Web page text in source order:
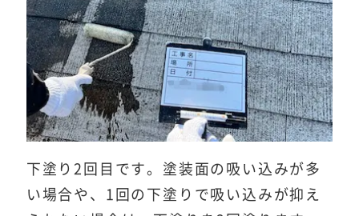
下塗り2回目です。塗装面の吸い込みが多
い場合や、1回の下塗りで吸い込みが抑え